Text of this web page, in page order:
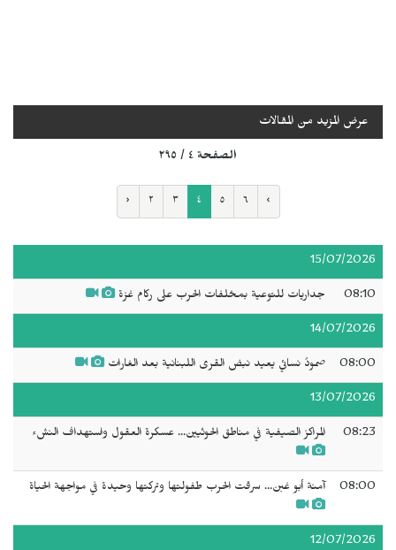
عرض المزيد من المقالات
الصفحة ٤ / ٢٩٥
‹ ٢ ٣ ٤ ٥ ٦ ›
15/07/2026
08:10 جداريات للتوعية بمخلفات الحرب على ركام غزة
14/07/2026
08:00 صمودٌ نسائي يعيد نبض القرى اللبنانية بعد الغارات
13/07/2026
08:23 المراكز الصيفية في مناطق الحوثيين... عسكرة العقول واستهداف النشء
08:00 آمنة أبو غبن... سرقت الحرب طفولتها وتركتها وحيدة في مواجهة الحياة
12/07/2026